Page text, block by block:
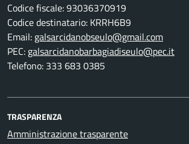
Codice fiscale: 93036370919
Codice destinatario: KRRH6B9
Email: galsarcidanobseulo@gmail.com
PEC: galsarcidanobarbagiadiseulo@pec.it
Telefono: 333 683 0385
TRASPARENZA
Amministrazione trasparente